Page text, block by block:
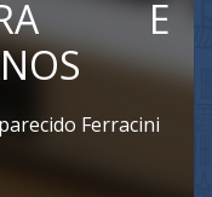
E
Ferracini